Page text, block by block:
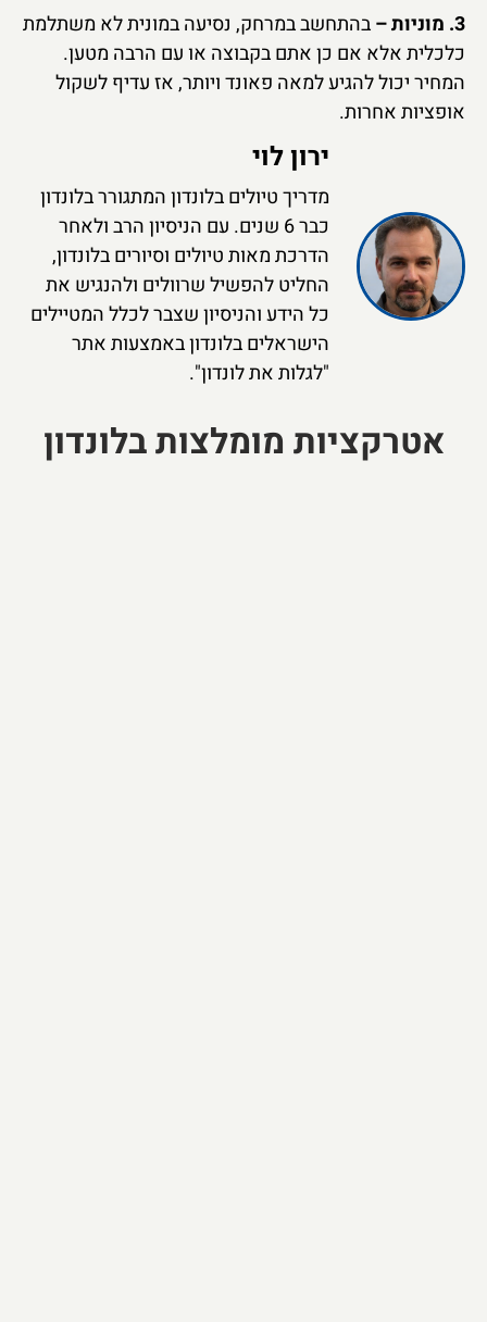
3. מוניות –
בהתחשב במרחק, נסיעה במונית לא משתלמת
כלכלית אלא אם כן אתם בקבוצה או עם הרבה מטען.
המחיר יכול להגיע למאה פאונד ויותר, אז עדיף לשקול
אופציות אחרות.
ירון לוי
מדריך טיולים בלונדון המתגורר בלונדון
כבר 6 שנים. עם הניסיון הרב ולאחר
הדרכת מאות טיולים וסיורים בלונדון,
החליט להפשיל שרוולים ולהנגיש את
כל הידע והניסיון שצבר לכלל המטיילים
הישראלים בלונדון באמצעות אתר
"לגלות את לונדון".
אטרקציות מומלצות בלונדון